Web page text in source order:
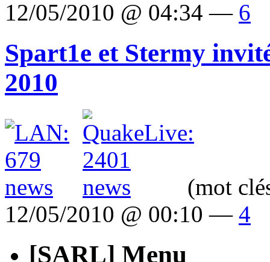
12/05/2010 @ 04:34 — 6
Spart1e et Stermy
2010
(mot
12/05/2010 @ 00:10 — 4
[SARL] Menu